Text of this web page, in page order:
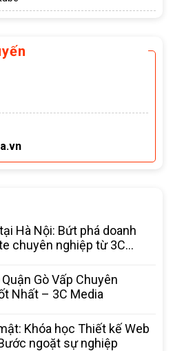
Hà Nội: Bứt phá doanh
chuyên nghiệp từ 3C
Gò Vấp Chuyên
Nhất – 3C Media
Khóa học Thiết kế Web
ngoặt sự nghiệp